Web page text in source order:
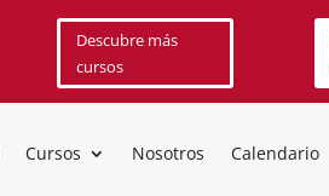
Descubre más
cursos
Cursos Nosotros Calendario